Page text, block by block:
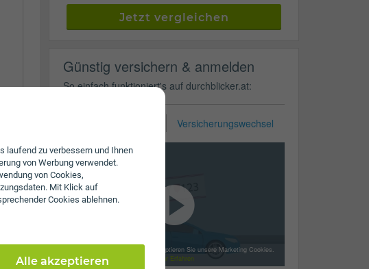
laufend zu verbessern und Ihnen
von Werbung verwendet.
von Cookies,
Mit Klick auf
Cookies ablehnen.
Alle akzeptieren
Jetzt vergleichen
Günstig versichern & anmelden
So einfach funktioniert's auf durchblicker.at:
Versicherungswechsel
Mit dem Laden des Videos akzeptieren Sie unsere Marketing Cookies.
Mehr Erfahren